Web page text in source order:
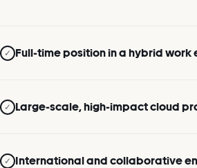
✓ Full-time position in a hybrid work
✓ Large-scale, high-impact cloud
✓ International and collaborative